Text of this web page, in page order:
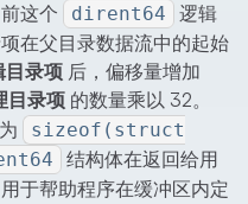
这个 dirent64
逻辑
在父目录数据流中的起始
目录项 后，偏移量增加
目录项 的数量乘以 32。
sizeof(struct
结构体在返回给用
于帮助程序在缓冲区内定